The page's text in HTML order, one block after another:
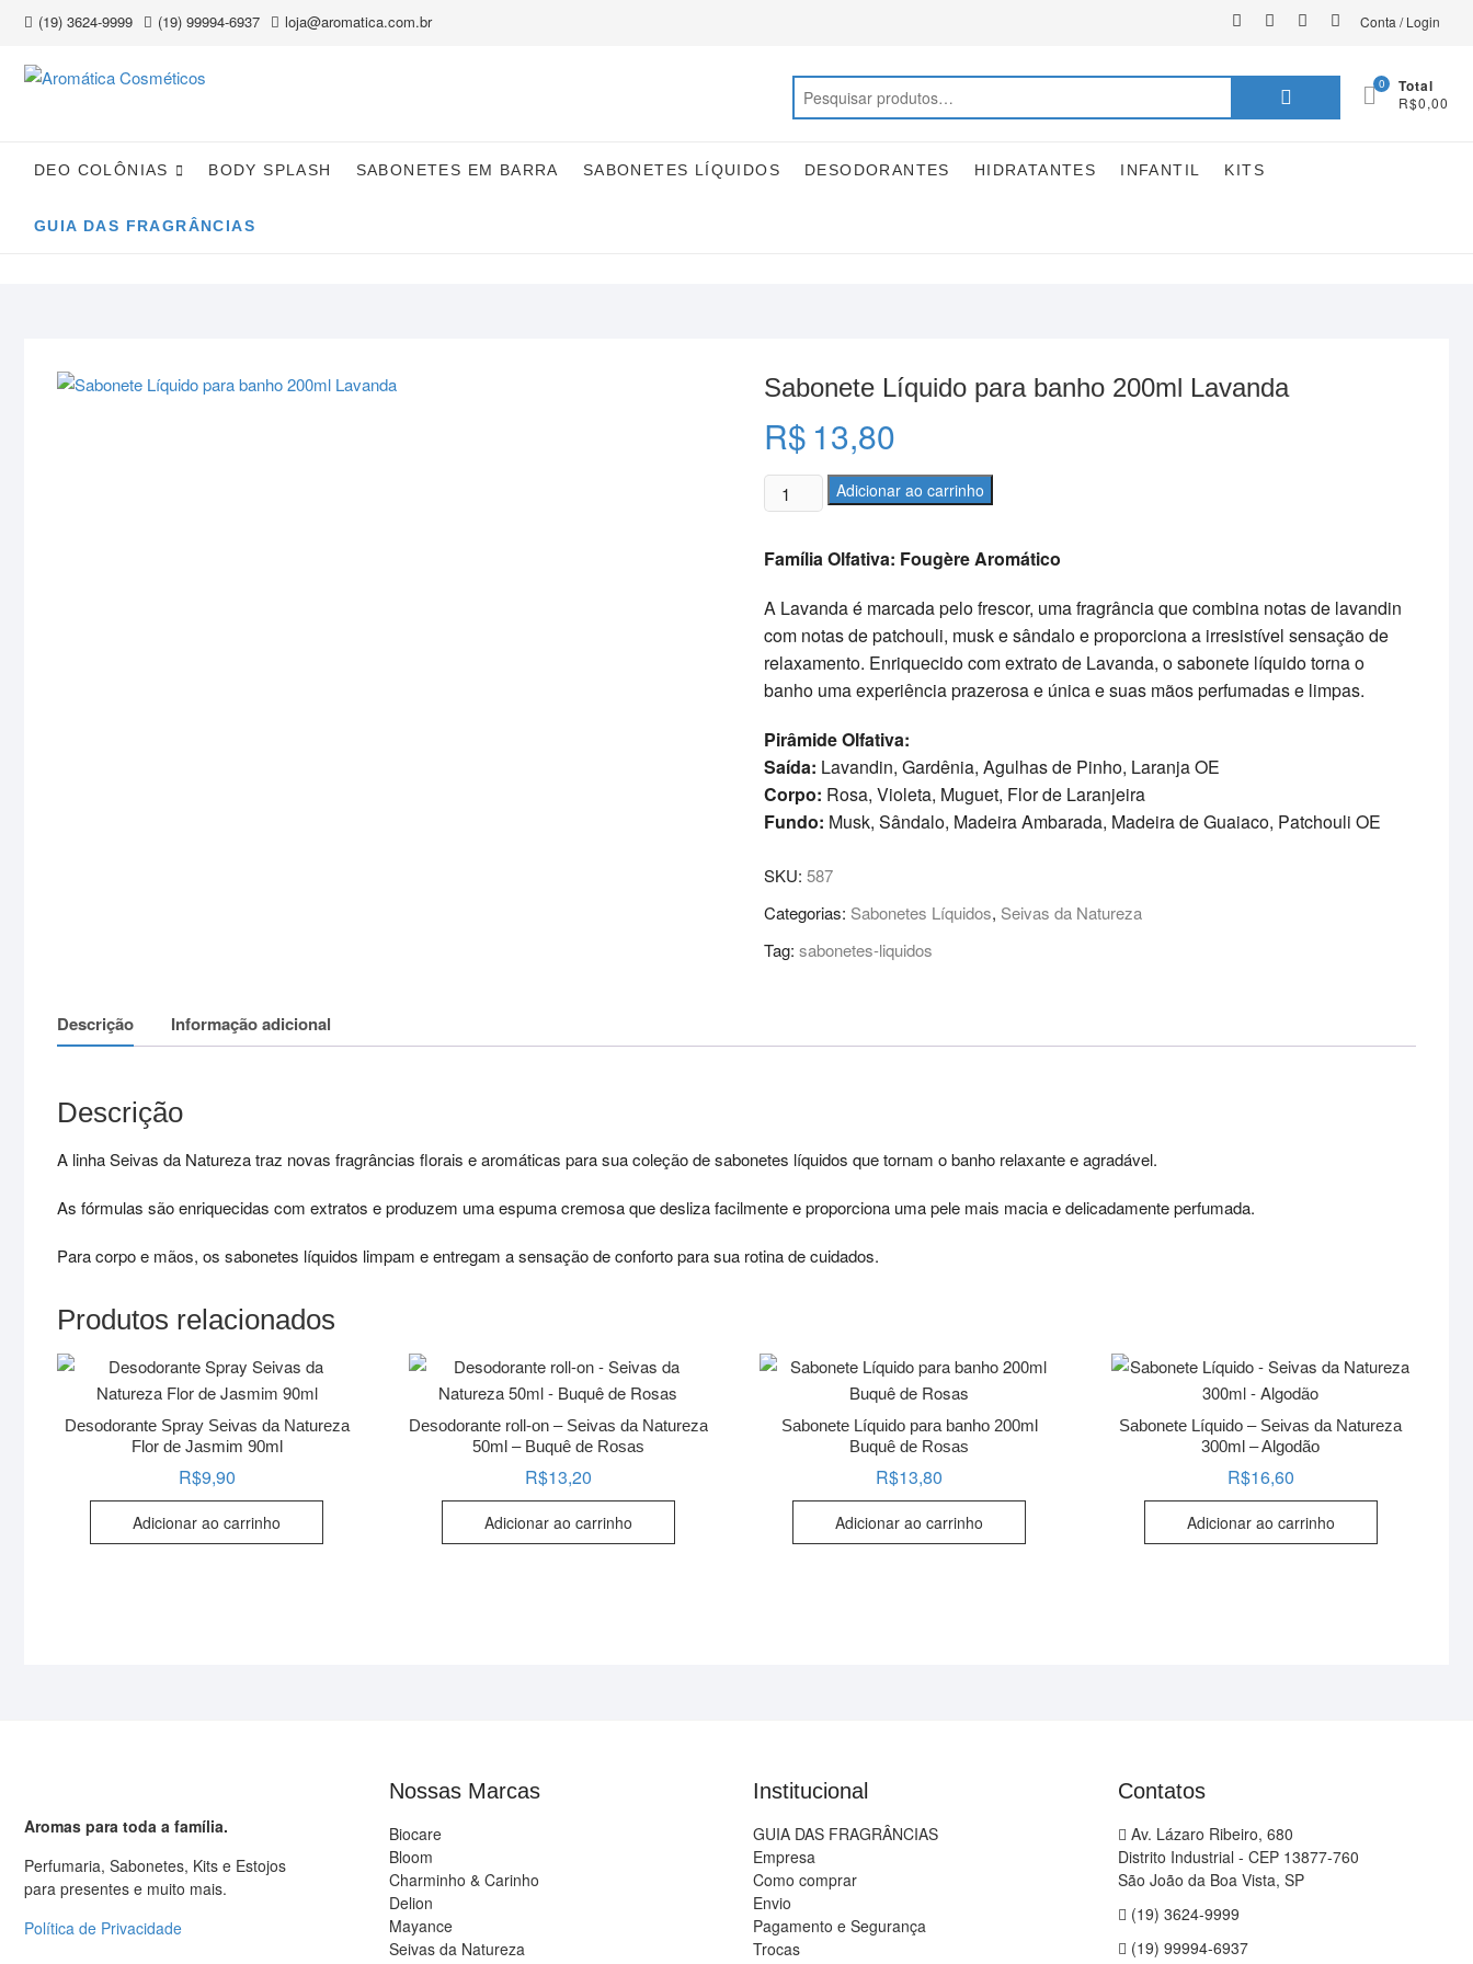
Skip
content
(19) 3624-9999 (19) 99994-6937 loja@aromatica.com.br instagramfacebook
youtubelinkedin
Conta / Login
Pesquisar
0 Total
R$0,00
DEO COLÔNIAS BODY SPLASH SABONETES EM BARRA SABONETES LÍQUIDOS DESODORANTES HIDRATANTES INFANTIL KITS
GUIA DAS FRAGRÂNCIAS
Sabonete Líquido para banho 200ml Lavanda
R$ 13,80
Família Olfativa: Fougère Aromático
A Lavanda é marcada pelo frescor, uma fragrância que combina notas de lavandin
com notas de patchouli, musk e sândalo e proporciona a irresistível sensação de
relaxamento. Enriquecido com extrato de Lavanda, o sabonete líquido torna o
banho uma experiência prazerosa e única e suas mãos perfumadas e limpas.
Pirâmide Olfativa:
Saída: Lavandin, Gardênia, Agulhas de Pinho, Laranja OE
Corpo: Rosa, Violeta, Muguet, Flor de Laranjeira
Fundo: Musk, Sândalo, Madeira Ambarada, Madeira de Guaiaco, Patchouli OE
Sabonete
Líquido
banho
Lavanda
quantidade
Adicionar ao carrinho
SKU: 587
Categorias: Sabonetes Líquidos, Seivas da Natureza
Tag: sabonetes-liquidos
Descrição Informação adicional
Descrição
A linha Seivas da Natureza traz novas fragrâncias florais e aromáticas para sua coleção de sabonetes líquidos que tornam o banho relaxante e agradável.
As fórmulas são enriquecidas com extratos e produzem uma espuma cremosa que desliza facilmente e proporciona uma pele mais macia e delicadamente perfumada.
Para corpo e mãos, os sabonetes líquidos limpam e entregam a sensação de conforto para sua rotina de cuidados.
Produtos relacionados
Desodorante Spray Seivas da Natureza
Flor de Jasmim 90ml
R$9,90
Adicionar ao carrinho
Desodorante roll-on – Seivas da Natureza
50ml – Buquê de Rosas
R$13,20
Adicionar ao carrinho
Sabonete Líquido para banho 200ml
Buquê de Rosas
R$13,80
Adicionar ao carrinho
Sabonete Líquido – Seivas da Natureza
300ml – Algodão
R$16,60
Adicionar ao carrinho
Aromas para toda a família.
Perfumaria, Sabonetes, Kits e Estojos
para presentes e muito mais.
Política de Privacidade
Nossas Marcas
Biocare
Bloom
Charminho & Carinho
Delion
Mayance
Seivas da Natureza
Institucional
GUIA DAS FRAGRÂNCIAS
Empresa
Como comprar
Envio
Pagamento e Segurança
Trocas
Contatos
Av. Lázaro Ribeiro, 680
Distrito Industrial - CEP 13877-760
São João da Boa Vista, SP
(19) 3624-9999
(19) 99994-6937